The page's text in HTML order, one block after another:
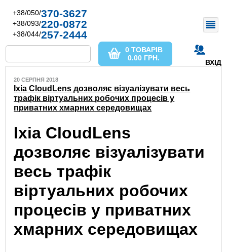
+38/050/370-3627
+38/093/220-0872
+38/044/257-2444
ВХІД
0 ТОВАРІВ
0.00 ГРН.
20 СЕРПНЯ 2018
Ixia CloudLens дозволяє візуалізувати весь
трафік віртуальних робочих процесів у
приватних хмарних середовищах
Ixia CloudLens
дозволяє візуалізувати
весь трафік
віртуальних робочих
процесів у приватних
хмарних середовищах